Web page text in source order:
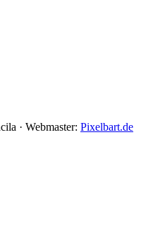
· Webmaster: Pixelbart.de